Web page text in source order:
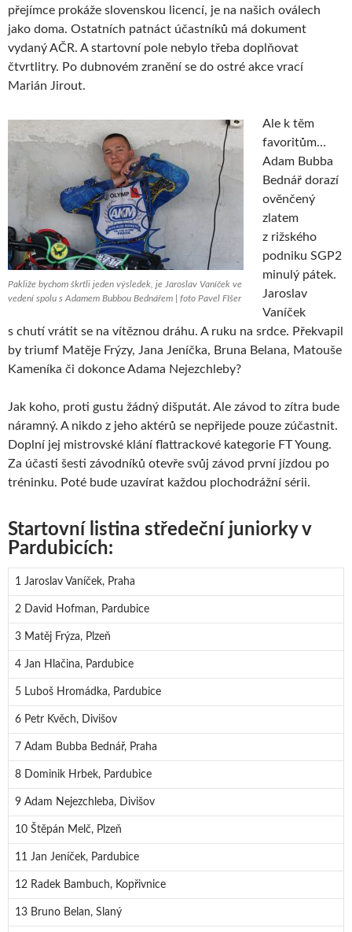
přejímce prokáže slovenskou licencí, je na našich oválech
jako doma. Ostatních patnáct účastníků má dokument
vydaný AČR. A startovní pole nebylo třeba doplňovat
čtvrtlitry. Po dubnovém zranění se do ostré akce vrací
Marián Jirout.
Pakliže bychom škrtli jeden výsledek, je Jaroslav Vaníček ve
vedení spolu s Adamem Bubbou Bednářem | foto Pavel FIšer
Ale k těm
favoritům…
Adam Bubba
Bednář dorazí
ověnčený
zlatem
z rižského
podniku SGP2
minulý pátek.
Jaroslav
Vaníček
s chutí vrátit se na vítěznou dráhu. A ruku na srdce. Překvapil
by triumf Matěje Frýzy, Jana Jeníčka, Bruna Belana, Matouše
Kameníka či dokonce Adama Nejezchleby?
Jak koho, proti gustu žádný dišputát. Ale závod to zítra bude
náramný. A nikdo z jeho aktérů se nepřijede pouze zúčastnit.
Doplní jej mistrovské klání flattrackové kategorie FT Young.
Za účasti šesti závodníků otevře svůj závod první jízdou po
tréninku. Poté bude uzavírat každou plochodrážní sérii.
Startovní listina středeční juniorky v
Pardubicích:
1 Jaroslav Vaníček, Praha
2 David Hofman, Pardubice
3 Matěj Frýza, Plzeň
4 Jan Hlačina, Pardubice
5 Luboš Hromádka, Pardubice
6 Petr Kvěch, Divišov
7 Adam Bubba Bednář, Praha
8 Dominik Hrbek, Pardubice
9 Adam Nejezchleba, Divišov
10 Štěpán Melč, Plzeň
11 Jan Jeníček, Pardubice
12 Radek Bambuch, Kopřivnice
13 Bruno Belan, Slaný